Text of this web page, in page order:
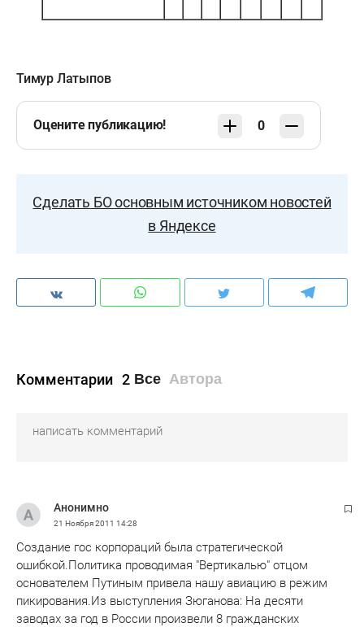
Тимур Латыпов
Оцените публикацию! 0
Сделать БО основным источником новостей
в Яндексе
Комментарии 2 Все Автора
Анонимно
21 Ноября 2011 14:28
Создание гос корпораций была стратегической
ошибкой.Политика проводимая "Вертикалью" отцом
основателем Путиным привела нашу авиацию в режим
пикирования.Из выступления Зюганова: На десяти
заводах за год в России произвели 8 гражданских